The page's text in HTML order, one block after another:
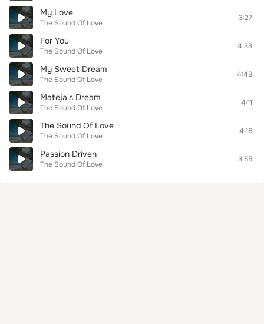
My Love
The Sound Of Love
3:27
For You
The Sound Of Love
4:33
My Sweet Dream
The Sound Of Love
4:48
Mateja's Dream
The Sound Of Love
4:11
The Sound Of Love
The Sound Of Love
4:16
Passion Driven
The Sound Of Love
3:55